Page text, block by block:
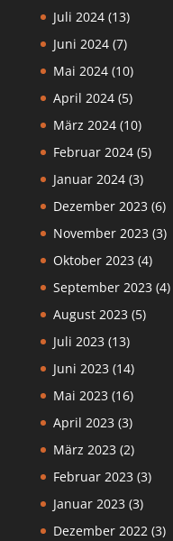
Juli 2024(13)
Juni 2024(7)
Mai 2024(10)
April 2024(5)
März 2024(10)
Februar 2024(5)
Januar 2024(3)
Dezember 2023 (6)
November 2023 (3)
Oktober 2023 (4)
September 2023 (4)
August 2023 (5)
Juli 2023 (13)
Juni 2023 (14)
Mai 2023 (16)
April 2023 (3)
März 2023 (2)
Februar 2023 (3)
Januar 2023 (3)
Dezember 2022(3)